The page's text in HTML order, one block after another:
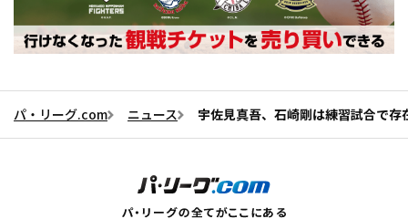
パ・リーグ.com ニュース 宇佐見真吾、石崎剛は練習試合で